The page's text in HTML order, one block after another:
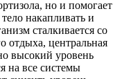
но и помогает
накапливать и
сталкивается со
отдыха, центральная
высокий уровень
на все системы